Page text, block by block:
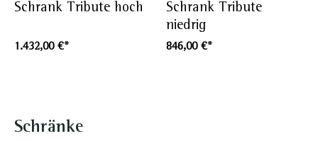
Schrank Tribute hoch
1.432,00 €*
Schrank Tribute
niedrig
846,00 €*
Schränke